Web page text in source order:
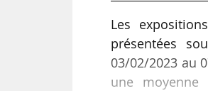
Les
présentées
03/02/2023 au
une